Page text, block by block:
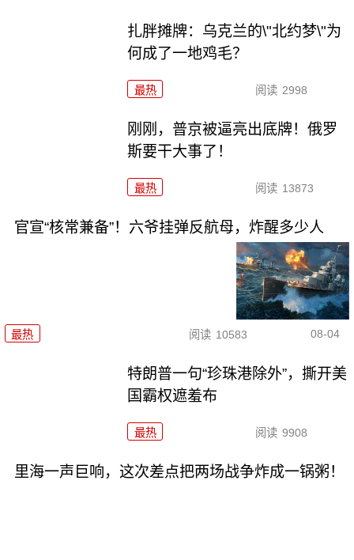
扎胖摊牌：乌克兰的\"北约梦\"为
何成了一地鸡毛？
最热 阅读 2998
刚刚，普京被逼亮出底牌！俄罗
斯要干大事了！
最热 阅读 13873
官宣“核常兼备”！六爷挂弹反航母，炸醒多少人
最热 阅读 10583 08-04
特朗普一句“珍珠港除外”，撕开美
国霸权遮羞布
最热 阅读 9908
里海一声巨响，这次差点把两场战争炸成一锅粥！